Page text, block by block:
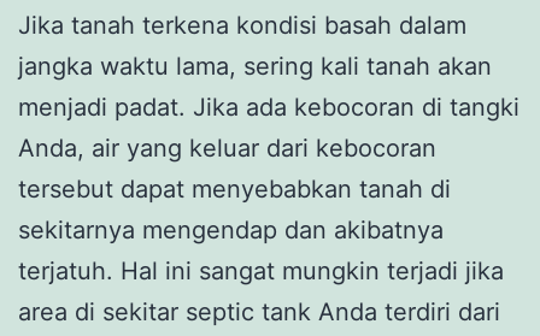
Jika tanah terkena kondisi basah dalam
jangka waktu lama, sering kali tanah akan
menjadi padat. Jika ada kebocoran di tangki
Anda, air yang keluar dari kebocoran
tersebut dapat menyebabkan tanah di
sekitarnya mengendap dan akibatnya
terjatuh. Hal ini sangat mungkin terjadi jika
area di sekitar septic tank Anda terdiri dari